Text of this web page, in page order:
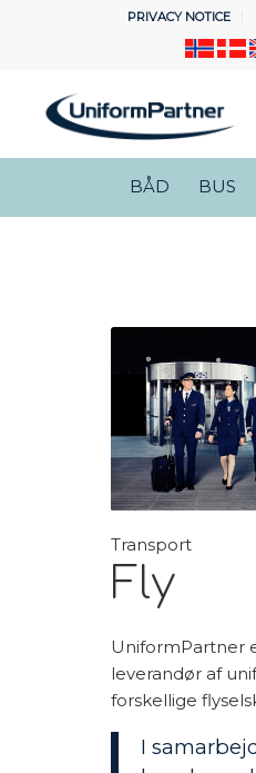
PRIVACY NOTICE
BÅD BUS
Transport
Fly
UniformPartner
leverandør af
forskellige
I